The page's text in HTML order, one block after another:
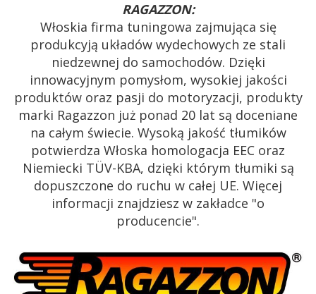
RAGAZZON:
Włoskia firma tuningowa zajmująca się
produkcyją układów wydechowych ze stali
niedzewnej do samochodów. Dzięki
innowacyjnym pomysłom, wysokiej jakości
produktów oraz pasji do motoryzacji, produkty
marki Ragazzon już ponad 20 lat są doceniane
na całym świecie. Wysoką jakość tłumików
potwierdza Włoska homologacja EEC oraz
Niemiecki TÜV-KBA, dzięki którym tłumiki są
dopuszczone do ruchu w całej UE. Więcej
informacji znajdziesz w zakładce "o
producencie".